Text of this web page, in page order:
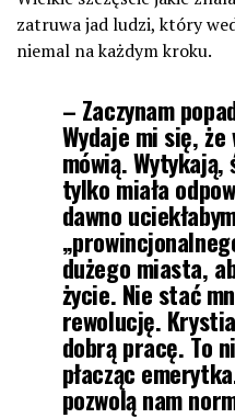
zatruwa jad ludzi, który
niemal na każdym kroku.
– Zaczynam
Wydaje mi się, że
mówią. Wytykają,
tylko miała
dawno
dużego miasta,
życie. Nie stać
rewolucję.
dobrą pracę. To
płacząc
pozwolą nam